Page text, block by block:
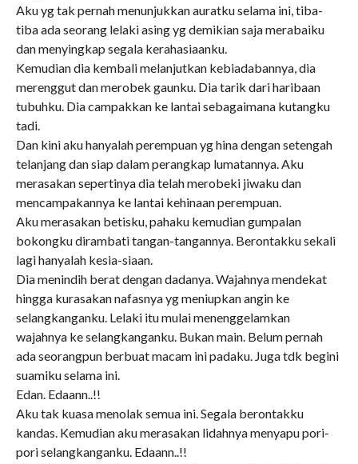
Aku yg tak pernah menunjukkan auratku selama ini, tiba-
tiba ada seorang lelaki asing yg demikian saja merabaiku
dan menyingkap segala kerahasiaanku.
Kemudian dia kembali melanjutkan kebiadabannya, dia
merenggut dan merobek gaunku. Dia tarik dari haribaan
tubuhku. Dia campakkan ke lantai sebagaimana kutangku
tadi.
Dan kini aku hanyalah perempuan yg hina dengan setengah
telanjang dan siap dalam perangkap lumatannya. Aku
merasakan sepertinya dia telah merobeki jiwaku dan
mencampakannya ke lantai kehinaan perempuan.
Aku merasakan betisku, pahaku kemudian gumpalan
bokongku dirambati tangan-tangannya. Berontakku sekali
lagi hanyalah kesia-siaan.
Dia menindih berat dengan dadanya. Wajahnya mendekat
hingga kurasakan nafasnya yg meniupkan angin ke
selangkanganku. Lelaki itu mulai menenggelamkan
wajahnya ke selangkanganku. Bukan main. Belum pernah
ada seorangpun berbuat macam ini padaku. Juga tdk begini
suamiku selama ini.
Edan. Edaann..!!
Aku tak kuasa menolak semua ini. Segala berontakku
kandas. Kemudian aku merasakan lidahnya menyapu pori-
pori selangkanganku. Edaann..!!